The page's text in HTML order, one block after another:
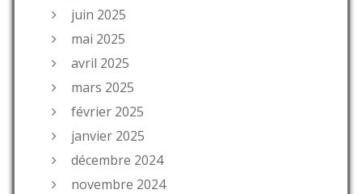
juin 2025
mai 2025
avril 2025
mars 2025
février 2025
janvier 2025
décembre 2024
novembre 2024